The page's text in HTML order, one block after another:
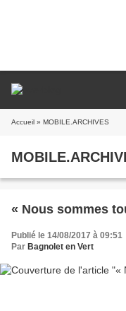
Accueil » MOBILE.ARCHIVES
« Nous sommes
Publié le 14/08/2017 à 09:51
Par Bagnolet en Vert